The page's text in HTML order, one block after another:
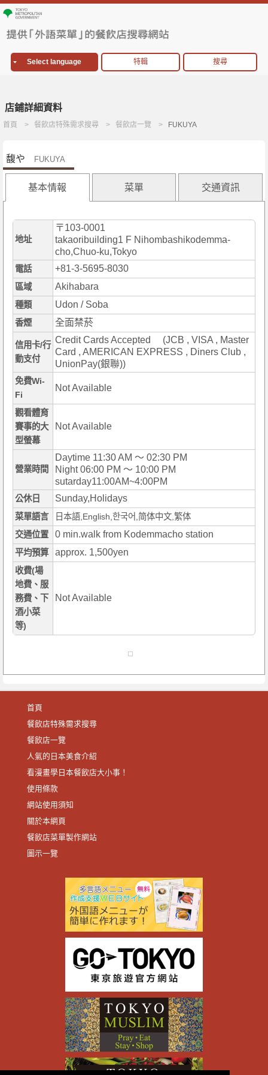
Select language 特輯 搜尋
店鋪詳細資料
首頁 餐飲店特殊需求搜尋 餐飲店一覽 FUKUYA
馥や FUKUYA
基本情報 菜單 交通資訊
地址
〒103-0001
takaoribuilding1 F Nihombashikodemma-
cho,Chuo-ku,Tokyo
電話 +81-3-5695-8030
區域 Akihabara
種類 Udon / Soba
香煙 全面禁菸
信用卡/行
動支付
Credit Cards Accepted (JCB , VISA , Master
Card , AMERICAN EXPRESS , Diners Club ,
UnionPay(銀聯))
免費Wi-
Fi
Not Available
觀看體育
賽事的大
型螢幕
Not Available
營業時間
Daytime 11:30 AM ～ 02:30 PM
Night 06:00 PM ～ 10:00 PM
sutarday11:00AM~4:00PM
公休日 Sunday,Holidays
菜單語言
日本語,English,한국어,简体中文,繁体
交通位置
0 min.walk from Kodemmacho station
平均預算 approx. 1,500yen
收費(場
地費、服
務費、下
酒小菜
等)
Not Available
首頁
餐飲店特殊需求搜尋
餐飲店一覽
人氣的日本美食介紹
看漫畫學日本餐飲店大小事！
使用條款
網站使用須知
關於本網頁
餐飲店菜單製作網站
圖示一覽